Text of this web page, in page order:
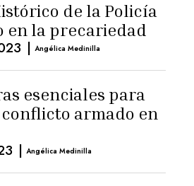
de la Policía
en la precariedad
| Angélica Medinilla
esenciales para
armado en
| Angélica Medinilla